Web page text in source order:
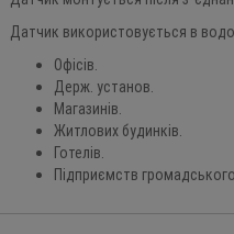
Датчик використовується в
Офісів.
Держ. установ.
Магазинів.
Житлових будинків.
Готелів.
Підприємств